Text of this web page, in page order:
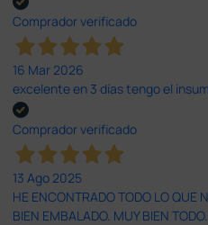
Comprador verificado
16 Mar 2026
excelente en 3 días tengo el
Comprador verificado
13 Ago 2025
HE ENCONTRADO TODO LO QUE
BIEN EMBALADO. MUY BIEN TODO.